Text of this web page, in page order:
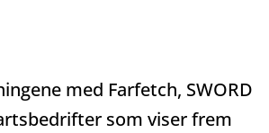
Beste vinhus i Porto
med Farfetch, SWORD
som viser frem